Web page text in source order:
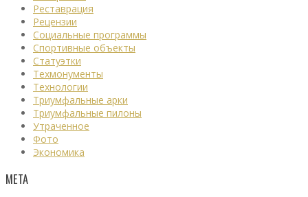
Реставрация
Рецензии
Социальные программы
Спортивные объекты
Статуэтки
Техмонументы
Технологии
Триумфальные арки
Триумфальные пилоны
Утраченное
Фото
Экономика
МЕТА